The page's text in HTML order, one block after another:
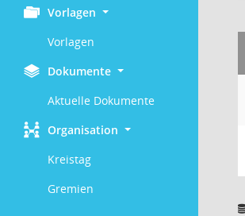
Vorlagen
Vorlagen
Dokumente
Aktuelle Dokumente
Organisation
Kreistag
Gremien